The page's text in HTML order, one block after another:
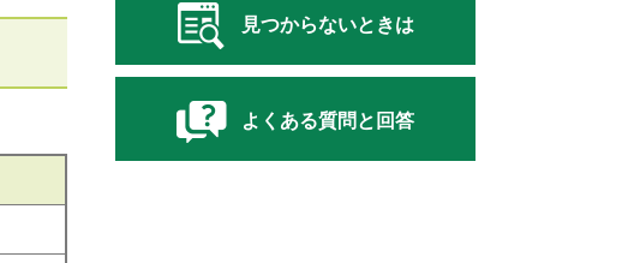
見つからないときは
よくある質問と回答